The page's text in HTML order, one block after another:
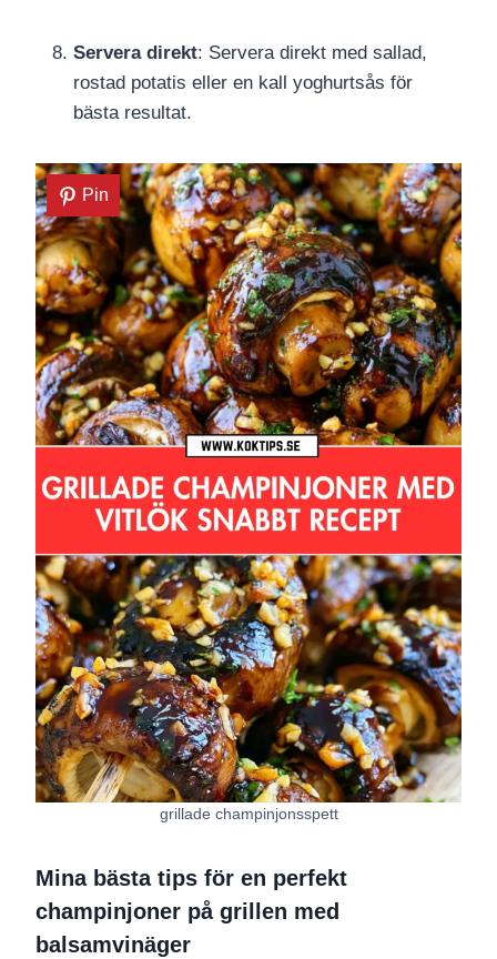
Servera direkt: Servera direkt med sallad,
rostad potatis eller en kall yoghurtsås för
bästa resultat.
Pin
grillade champinjonsspett
Mina bästa tips för en perfekt
champinjoner på grillen med
balsamvinäger